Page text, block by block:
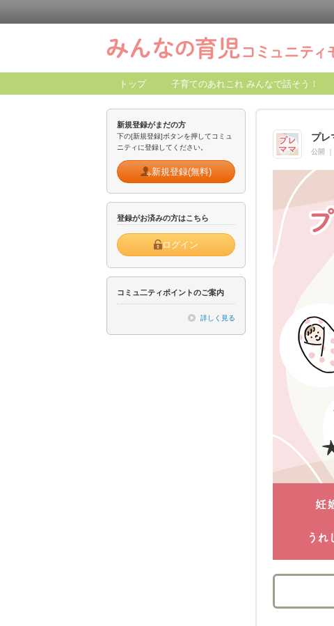
トップ 子育てのあれこれ みんなで話そう！
新規登録がまだの方
下の[新規登録]ボタンを押してコミュ
ニティに登録してください。
新規登録(無料)
登録がお済みの方はこちら
ログイン
コミュ二ティポイントのご案内
詳しく見る
プレ
公開